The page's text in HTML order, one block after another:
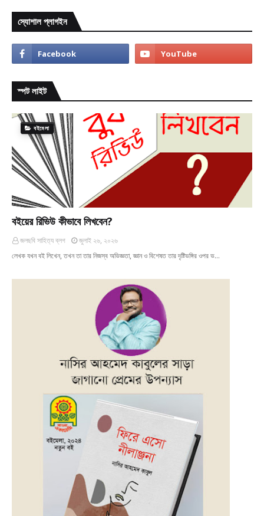
স্যোশাল প্লাগইন
স্পট লাইট
বইমেলা
বইয়ের রিভিউ কীভাবে লিখবেন?
জলছবি সাহিত্য ব্লগ
জুলাই ২৬, ২০২৬
লেখক যখন বই লিখেন, তখন তা তার নিজস্ব অভিজ্ঞতা, জ্ঞান ও বিশেষত তার দৃষ্টিভঙ্গির ওপর ভ…